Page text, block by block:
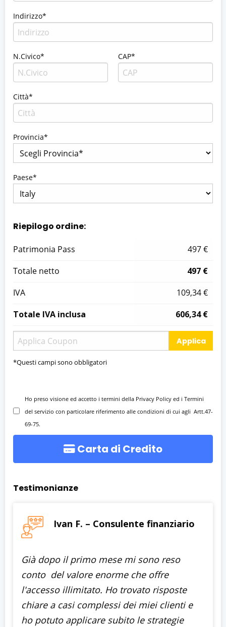
Indirizzo*
N.Civico* CAP*
Città*
Provincia*
Paese*
Riepilogo ordine:
Patrimonia Pass
497 €
Totale netto
497 €
IVA
109,34 €
Totale IVA inclusa
606,34 €
Applica
*Questi campi sono obbligatori
Ho preso visione ed accetto i termini della Privacy Policy ed i Termini
del servizio con particolare riferimento alle condizioni di cui agli Artt.47-
69-75.
Carta di Credito
Testimonianze
Ivan F. – Consulente finanziario
Già dopo il primo mese mi sono reso
conto del valore enorme che offre
l'accesso illimitato. Ho trovato risposte
chiare a casi complessi dei miei clienti e
ho potuto applicare subito le strategie